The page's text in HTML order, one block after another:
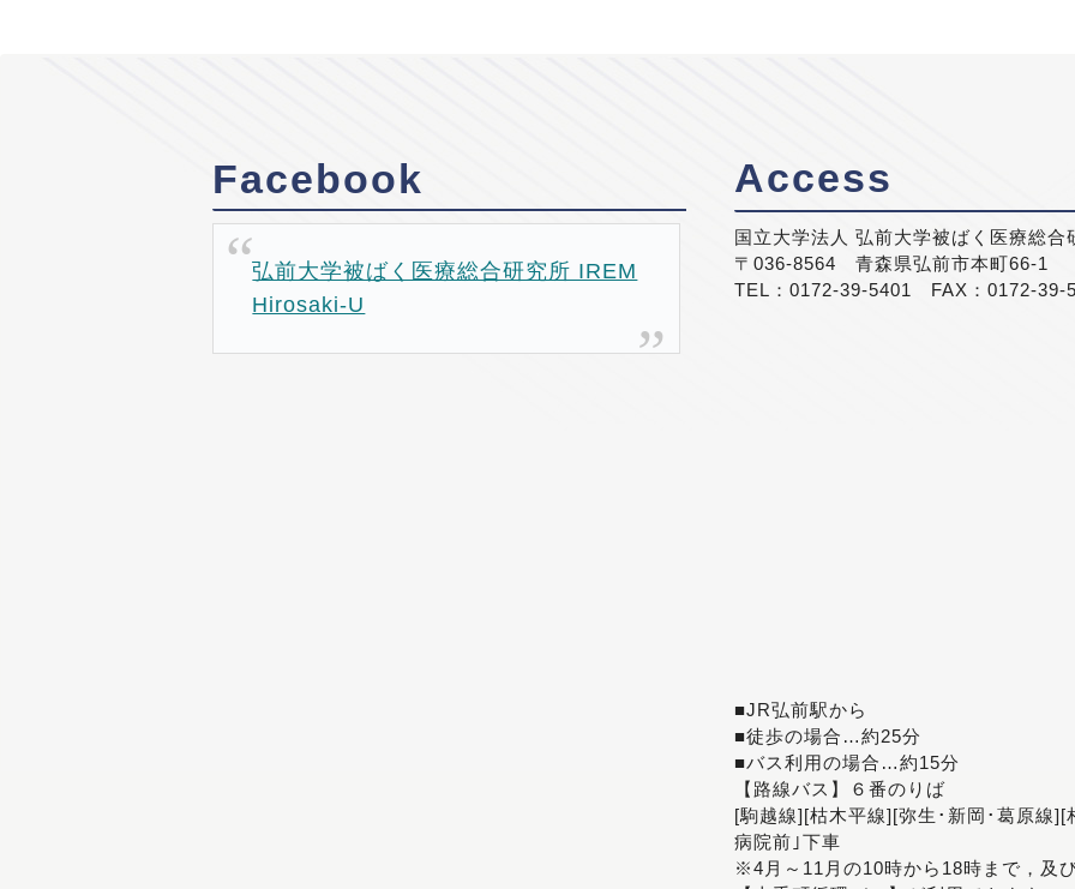
Facebook
弘前大学被ばく医療総合研究所 IREM
Hirosaki-U
Access
国立大学法人 弘前大学被ばく医療総合
〒036-8564 青森県弘前市本町66-1
TEL：0172-39-5401 FAX：0172-39-
■JR弘前駅から
■徒歩の場合…約25分
■バス利用の場合…約15分
【路線バス】６番のりば
[駒越線][枯木平線][弥生･新岡･葛原線
病院前｣下車
※4月～11月の10時から18時まで，及